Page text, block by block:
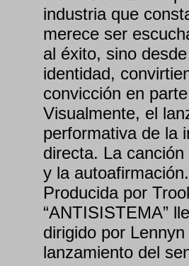
industria que
merece ser
al éxito, sino
identidad,
convicción en
Visualmente, el
performativa de la
directa. La
y la autoafirmación.
Producida por
“ANTISISTEMA”
dirigido por
lanzamiento del